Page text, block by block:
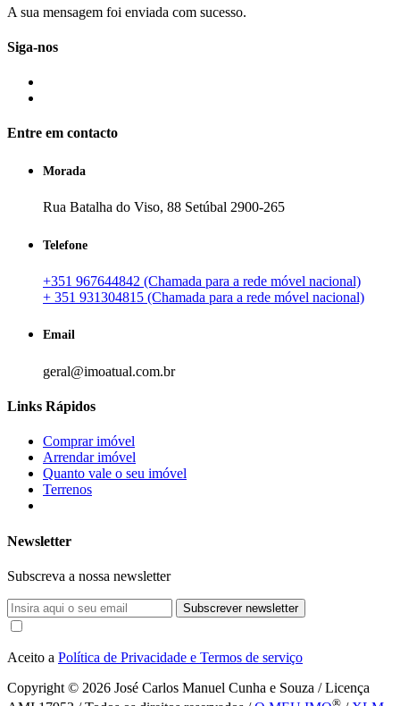
A sua mensagem foi enviada com sucesso.
Siga-nos
Entre em contacto
Morada
Rua Batalha do Viso, 88 Setúbal 2900-265
Telefone
+351 967644842 (Chamada para a rede móvel nacional)
+ 351 931304815 (Chamada para a rede móvel nacional)
Email
geral@imoatual.com.br
Links Rápidos
Comprar imóvel
Arrendar imóvel
Quanto vale o seu imóvel
Terrenos
Newsletter
Subscreva a nossa newsletter
Subscrever newsletter
Aceito a Política de Privacidade e Termos de serviço
Copyright © 2026 José Carlos Manuel Cunha e Souza / Licença
®